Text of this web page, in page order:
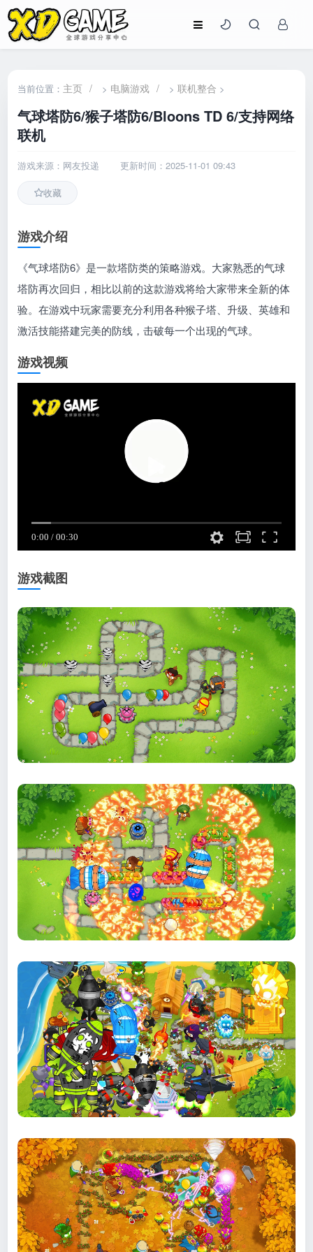
当前位置： 主页 / > 电脑游戏 / >联机整合 >
气球塔防6/猴子塔防6/Bloons TD 6/支持网络
联机
游戏来源：网友投递 更新时间：2025-11-01 09:43
收藏
游戏介绍
《气球塔防6》是一款塔防类的策略游戏。大家熟悉的气球
塔防再次回归，相比以前的这款游戏将给大家带来全新的体
验。在游戏中玩家需要充分利用各种猴子塔、升级、英雄和
激活技能搭建完美的防线，击破每一个出现的气球。
游戏视频
游戏截图